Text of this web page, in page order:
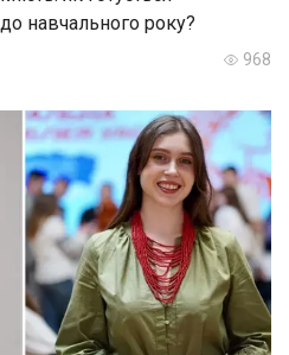
до навчального року?
968